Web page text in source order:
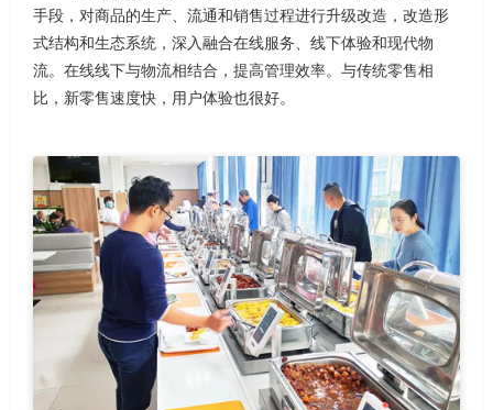
手段，对商品的生产、流通和销售过程进行升级改造，改造形
式结构和生态系统，深入融合在线服务、线下体验和现代物
流。在线线下与物流相结合，提高管理效率。与传统零售相
比，新零售速度快，用户体验也很好。